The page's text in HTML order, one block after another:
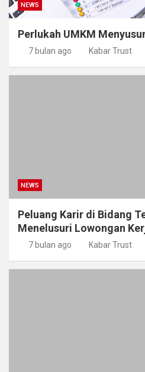
NEWS
Perlukah UMKM
7 bulan ago Kabar Trust
NEWS
Peluang Karir di Bidang
Menelusuri Lowongan
7 bulan ago Kabar Trust